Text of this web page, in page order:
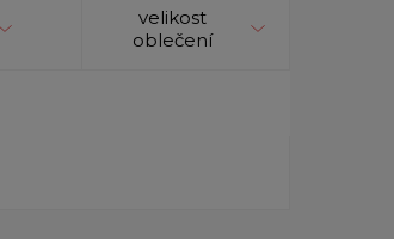
velikost
oblečení